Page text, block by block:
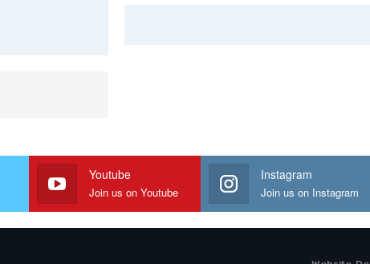
Youtube
Join us on Youtube
Instagram
Join us on Instagram